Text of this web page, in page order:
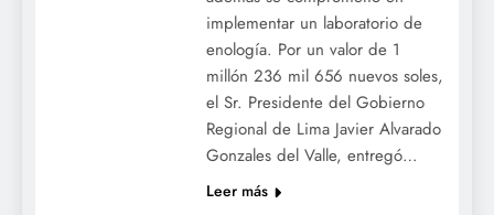
implementar un laboratorio de
enología. Por un valor de 1
millón 236 mil 656 nuevos soles,
el Sr. Presidente del Gobierno
Regional de Lima Javier Alvarado
Gonzales del Valle, entregó…
Leer más